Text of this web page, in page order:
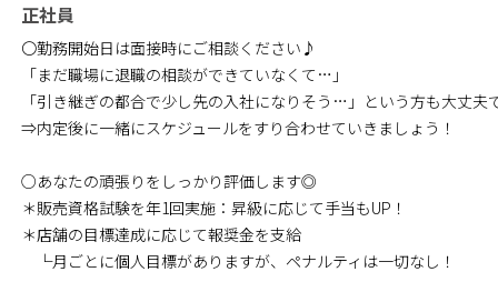
正社員
〇勤務開始日は面接時にご相談ください♪
「まだ職場に退職の相談ができていなくて…」
「引き継ぎの都合で少し先の入社になりそう…」という方も大丈夫で
⇒内定後に一緒にスケジュールをすり合わせていきましょう！
○あなたの頑張りをしっかり評価します◎
＊販売資格試験を年1回実施：昇級に応じて手当もUP！
＊店舗の目標達成に応じて報奨金を支給
└月ごとに個人目標がありますが、ペナルティは一切なし！